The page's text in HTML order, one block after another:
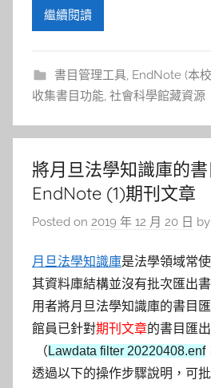
部
落
格
繼續閱讀
書目管理工具, EndNote (本
收集書目功能, 社會科學館藏資源
將月旦法學知識庫的
EndNote (1)期刊文章
Posted on 2019 年 12 月 20 日 by
月旦法學知識庫是法學領域常
其資料庫結構並沒有批次匯出
用者將月旦法學知識庫的書目
館員已針對期刊文章的書目匯
（ Lawdata filter 20220408.enf
透過以下的操作步驟說明，可